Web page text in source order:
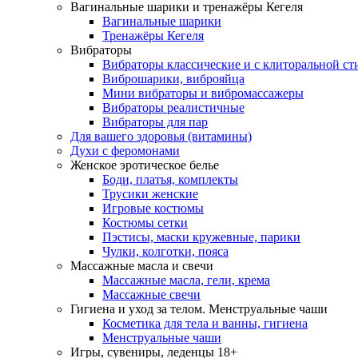
Вагинальные шарики и тренажёры Кегеля
Вагинальные шарики
Тренажёры Кегеля
Вибраторы
Вибраторы классические и с клиторальной
Виброшарики, виброяйца
Мини вибраторы и вибромассажеры
Вибраторы реалистичные
Вибраторы для пар
Для вашего здоровья (витамины)
Духи с феромонами
Женское эротическое белье
Боди, платья, комплекты
Трусики женские
Игровые костюмы
Костюмы сетки
Пэстисы, маски кружевные, парики
Чулки, колготки, пояса
Массажные масла и свечи
Массажные масла, гели, крема
Массажные свечи
Гигиена и уход за телом. Менструальные чаши
Косметика для тела и ванны, гигиена
Менструальные чаши
Игры, сувениры, леденцы 18+